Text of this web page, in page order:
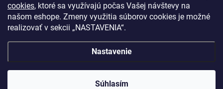
cookies, ktoré sa využívajú počas Vašej návštevy na
našom eshope. Zmeny využitia súborov cookies je možné
realizovať v sekcii „NASTAVENIA“.
Nastavenie
Súhlasím
Vytvoril Shoptet
Copyright 2026Obchodík u Vierky. Všetky práva vyhradené.